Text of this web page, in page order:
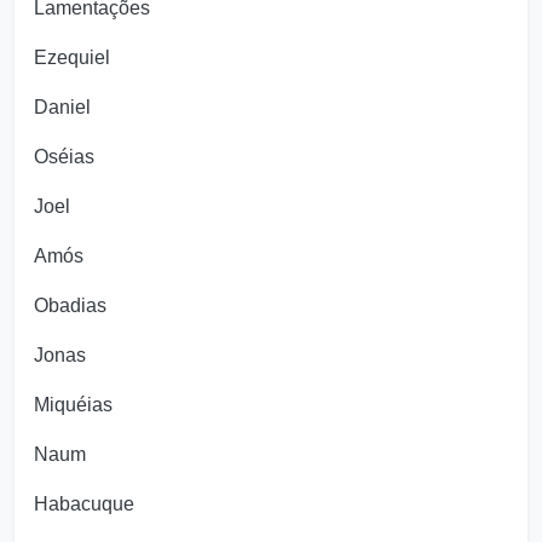
Lamentações
Ezequiel
Daniel
Oséias
Joel
Amós
Obadias
Jonas
Miquéias
Naum
Habacuque